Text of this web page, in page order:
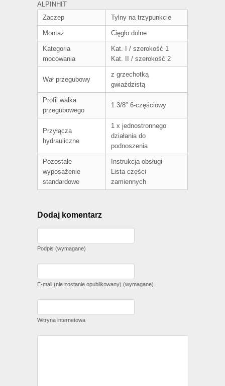
ALPINHIT
Zaczep
Tylny na trzypunkcie
Montaż Cięgło dolne
Kategoria
mocowania
Kat. I / szerokość 1
Kat. II / szerokość 2
Wał przegubowy
z grzechotką
gwiaździstą
Profil wałka
przegubowego
1 3/8″ 6-częściowy
Przyłącza
hydrauliczne
1 x jednostronnego
działania do
podnoszenia
Pozostałe
wyposażenie
standardowe
Instrukcja obsługi
Lista części
zamiennych
Dodaj komentarz
Podpis (wymagane)
E-mail (nie zostanie opublikowany) (wymagane)
Witryna internetowa